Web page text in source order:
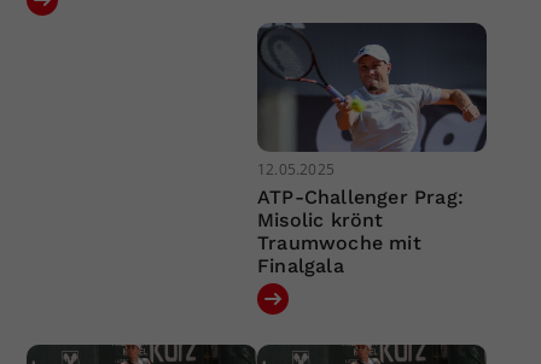
12.05.2025
ATP-Challenger Prag:
Misolic krönt
Traumwoche mit
Finalgala